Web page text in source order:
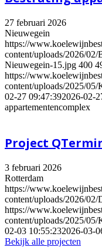
27 februari 2026
Nieuwegein
https://
content/uploads/2026/02/
Nieuwegein-15.jpg 400
https://
content/uploads/2025/
02-27 09:47:392026-02-
appartementencomplex
Project
3 februari 2026
Rotterdam
https://
content/uploads/2026/
https://
content/uploads/2025/
02-03 10:55:232026-03-
Bekijk alle projecten